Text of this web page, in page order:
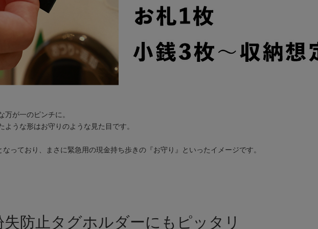
が一のピンチに。
うな形はお守りのような見た目です。
っており、まさに緊急用の現金持ち歩きの『お守り』といったイメージです。
失防止タグホルダーにもピッタリ